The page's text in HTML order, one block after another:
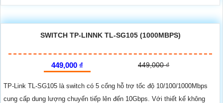
SWITCH TP-LINNK TL-SG105 (1000MBPS)
449,000 ₫ 449,000 ₫
TP-Link TL-SG105 là switch có 5 cổng hỗ trợ tốc độ 10/100/1000Mbps
cung cấp dung lượng chuyển tiếp lên đến 10Gbps. Với thiết kế không